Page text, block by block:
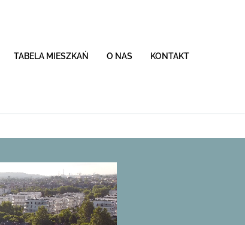
TABELA MIESZKAŃ O NAS KONTAKT